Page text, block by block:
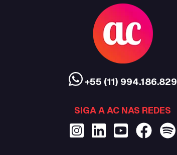
+55 (11) 994.186.829
SIGA A AC NAS REDES